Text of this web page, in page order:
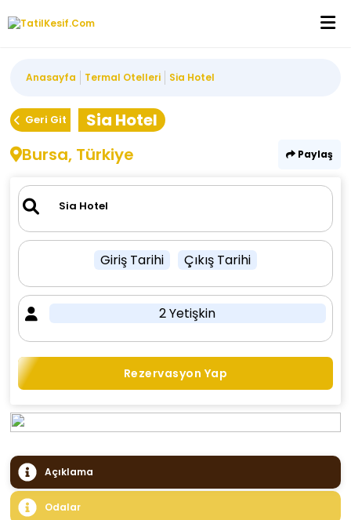
Anasayfa Termal Otelleri Sia Hotel
Geri Git
Sia Hotel
Bursa, Türkiye
Paylaş
Giriş Tarihi Çıkış Tarihi
2 Yetişkin
Rezervasyon Yap
Açıklama
Odalar